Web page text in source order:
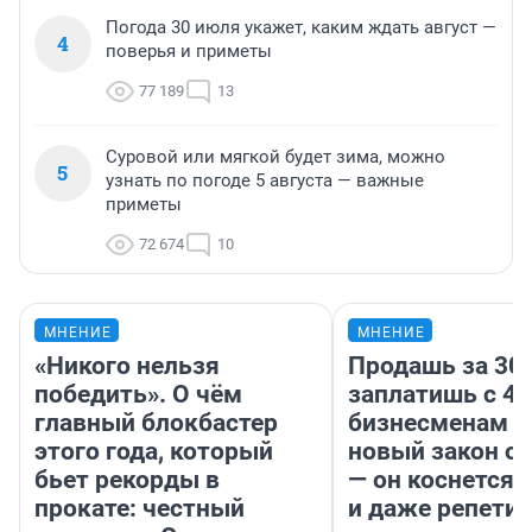
4
Погода 30 июля укажет, каким ждать август —
поверья и приметы
77 189 13
5
Суровой или мягкой будет зима, можно
узнать по погоде 5 августа — важные
приметы
72 674 10
МНЕНИЕ
«Никого нельзя
победить». О чём
главный блокбастер
этого года, который
бьет рекорды в
прокате: честный
МНЕНИЕ
Продашь за
заплатишь с
бизнесменам
новый закон о
— он коснется
и даже